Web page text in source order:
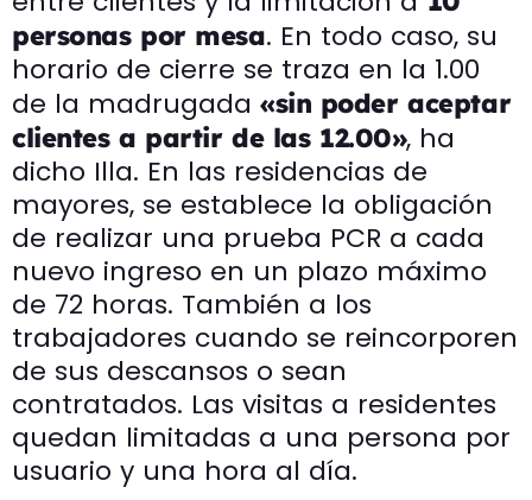
personas por mesa. En todo caso, su
horario de cierre se traza en la 1.00
de la madrugada «sin poder aceptar
clientes a partir de las 12.00», ha
dicho Illa. En las residencias de
mayores, se establece la obligación
de realizar una prueba PCR a cada
nuevo ingreso en un plazo máximo
de 72 horas. También a los
trabajadores cuando se reincorporen
de sus descansos o sean
contratados. Las visitas a residentes
quedan limitadas a una persona por
usuario y una hora al día.